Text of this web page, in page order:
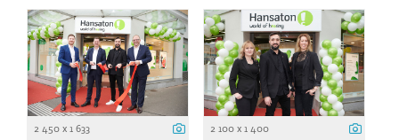
2 450 x 1 633 2 100 x 1 400